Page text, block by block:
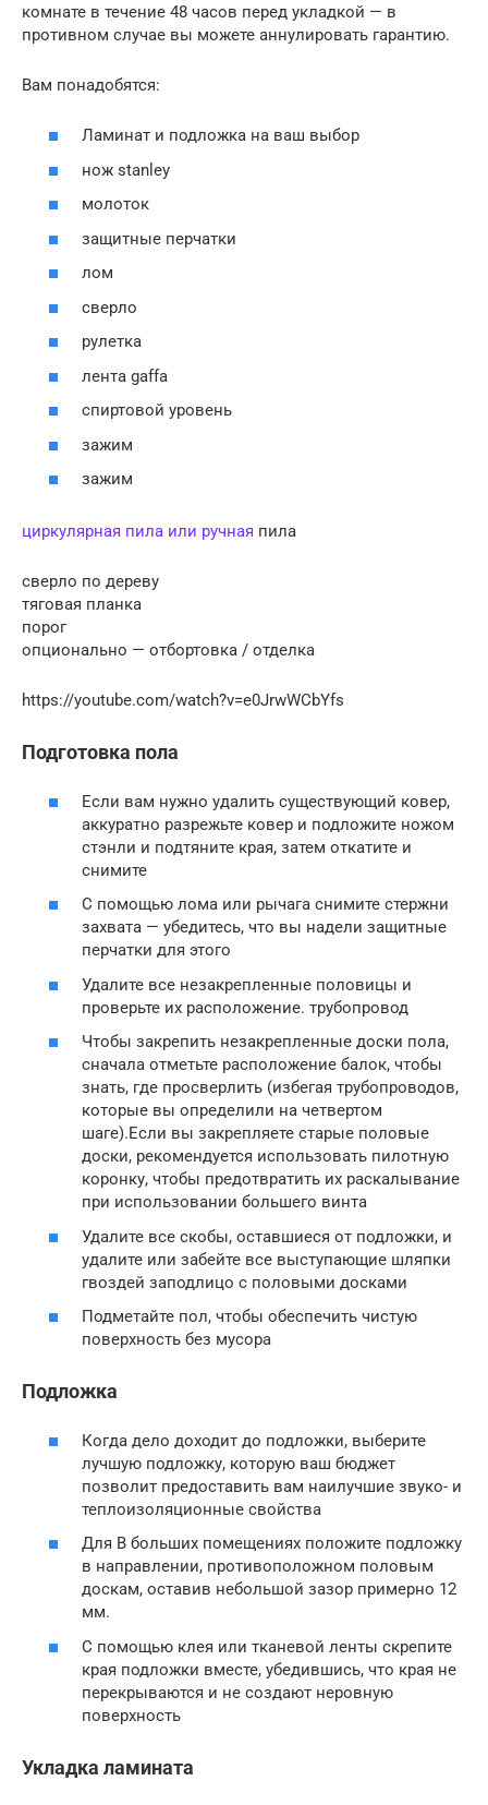
комнате в течение 48 часов перед укладкой — в
противном случае вы можете аннулировать гарантию.
Вам понадобятся:
Ламинат и подложка на ваш выбор
нож stanley
молоток
защитные перчатки
лом
сверло
рулетка
лента gaffa
спиртовой уровень
зажим
зажим
циркулярная пила или ручная пила
сверло по дереву
тяговая планка
порог
опционально — отбортовка / отделка
https://youtube.com/watch?v=e0JrwWCbYfs
Подготовка пола
Если вам нужно удалить существующий ковер,
аккуратно разрежьте ковер и подложите ножом
стэнли и подтяните края, затем откатите и
снимите
С помощью лома или рычага снимите стержни
захвата — убедитесь, что вы надели защитные
перчатки для этого
Удалите все незакрепленные половицы и
проверьте их расположение. трубопровод
Чтобы закрепить незакрепленные доски пола,
сначала отметьте расположение балок, чтобы
знать, где просверлить (избегая трубопроводов,
которые вы определили на четвертом
шаге).Если вы закрепляете старые половые
доски, рекомендуется использовать пилотную
коронку, чтобы предотвратить их раскалывание
при использовании большего винта
Удалите все скобы, оставшиеся от подложки, и
удалите или забейте все выступающие шляпки
гвоздей заподлицо с половыми досками
Подметайте пол, чтобы обеспечить чистую
поверхность без мусора
Подложка
Когда дело доходит до подложки, выберите
лучшую подложку, которую ваш бюджет
позволит предоставить вам наилучшие звуко- и
теплоизоляционные свойства
Для В больших помещениях положите подложку
в направлении, противоположном половым
доскам, оставив небольшой зазор примерно 12
мм.
С помощью клея или тканевой ленты скрепите
края подложки вместе, убедившись, что края не
перекрываются и не создают неровную
поверхность
Укладка ламината